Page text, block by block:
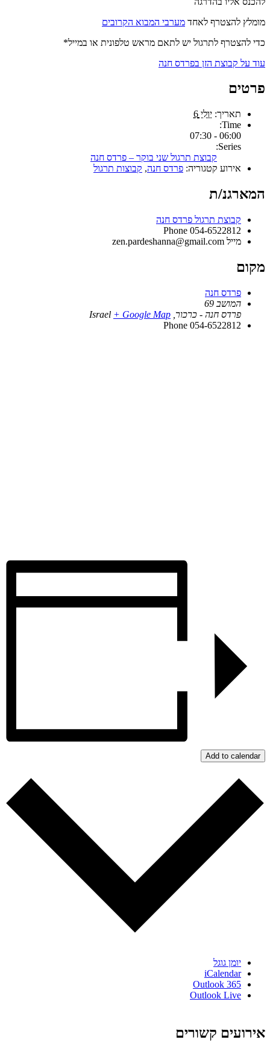
מומלץ להצטרף לאחד מערבי המבוא הקרובים
כדי להצטרף לתרגול יש לתאם מראש טלפונית או במייל*
עוד על קבוצת הזן בפרדס חנה
פרטים
תאריך: יולי 6
Time:
06:00 - 07:30
Series:
קבוצת תרגול שני בוקר – פרדס חנה
אירוע קטגוריה: פרדס חנה, קבוצות תרגול
המארגנ/ת
קבוצת תרגול פרדס חנה
Phone 054-6522812
מייל zen.pardeshanna@gmail.com
מקום
פרדס חנה
המושב 69
פרדס חנה - כרכור
Israel + Google Map
Phone 054-6522812
Add to calendar
יומן גוגל
iCalendar
Outlook 365
Outlook Live
אירועים קשורים